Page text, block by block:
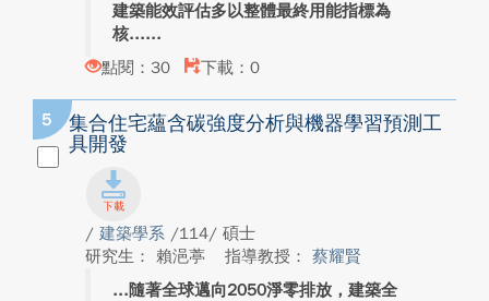
建築能效評估多以整體最終用能指標為
核...
點閱：30
下載：0
5
集合住宅蘊含碳強度分析與機器學習預測工
具開發
/ 建築學系 /114/ 碩士
研究生： 賴浥葶
指導教授： 蔡耀賢
隨著全球邁向2050淨零排放，建築全